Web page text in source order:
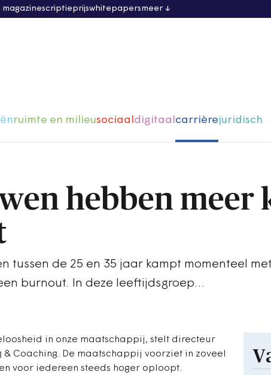
scriptieprijswhitepapersmeer
ruimte en milieusociaaldigitaalcarrièrejuridisch
hebben meer
tussen de 25 en 35 jaar kampt momenteel met
burnout. In deze leeftijdsgroep…
in onze maatschappij, stelt directeur
Coaching. De maatschappij voorziet in zoveel
voor iedereen steeds hoger oploopt.